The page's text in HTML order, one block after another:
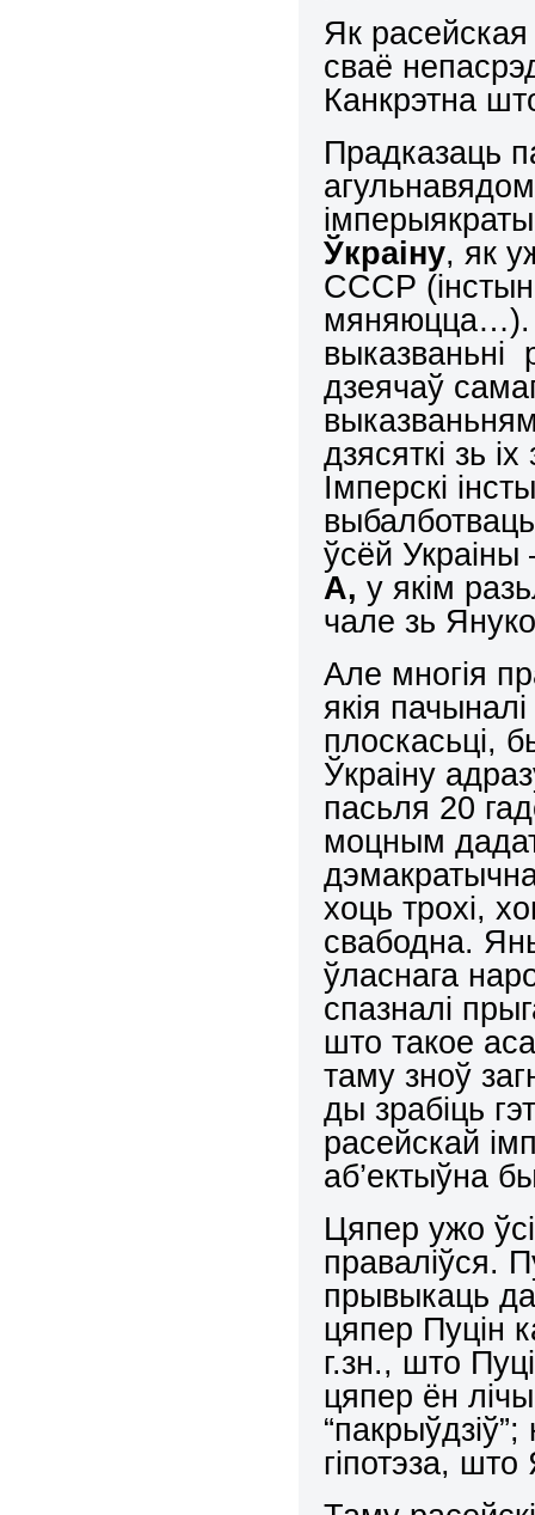
Як
сваё
Канкрэтна
Прадказаць
Ўкраіну, як
СССР
мяняюцца…).
выказваньні
дзеячаў
дзясяткі зь
Імперскі
ўсёй
А, у якім
чале зь
Але многія
якія
плоскасьці,
Ўкраіну
пасьля 20
моцным
хоць трохі,
свабодна.
ўласнага
спазналі
што такое
таму зноў
ды зрабіць
расейскай
аб’ектыўна
Цяпер ужо
праваліўся.
прывыкаць да
цяпер Пуцін
г.зн., што
цяпер ён
гіпотэза,